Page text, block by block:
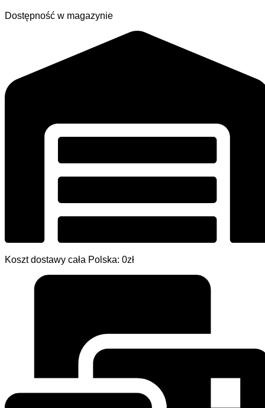
Dostępność w magazynie
Koszt dostawy cała Polska: 0zł